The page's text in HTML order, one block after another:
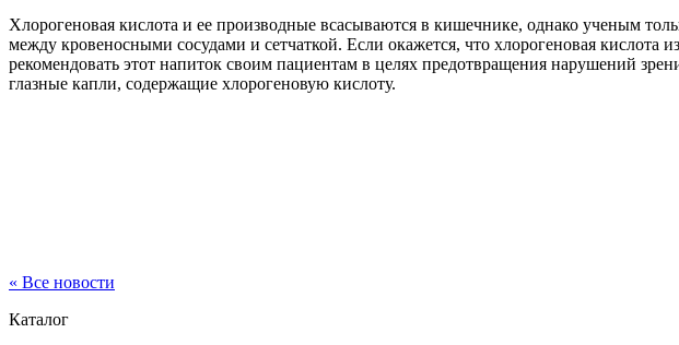
Хлорогеновая кислота и ее производные всасываются в кишечнике, однако ученым
между кровеносными сосудами и сетчаткой. Если окажется, что хлорогеновая кислота
рекомендовать этот напиток своим пациентам в целях предотвращения нарушений
глазные капли, содержащие хлорогеновую кислоту.
« Все новости
Каталог